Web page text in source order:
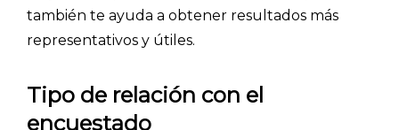
también te ayuda a obtener resultados más
representativos y útiles.
Tipo de relación con el
encuestado